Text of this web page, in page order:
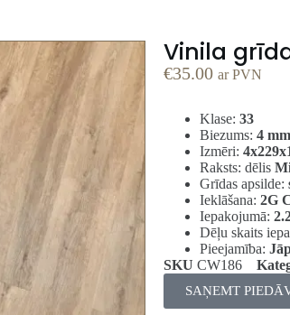
Vinila
€35.00 ar PVN
Klase: 33
Biezums: 4 mm
Izmēri:
Raksts: dēlis
Grīdas apsilde:
Ieklāšana: 2G
Iepakojumā:
Dēļu skaits
Pieejamība:
SKU CW186
SAŅEMT